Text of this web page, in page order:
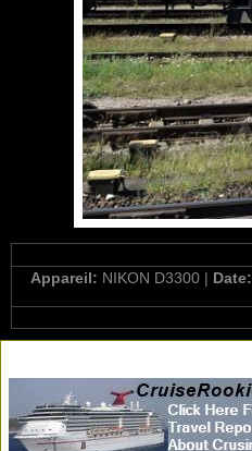
Appareil: NIKON D3300 | Date: